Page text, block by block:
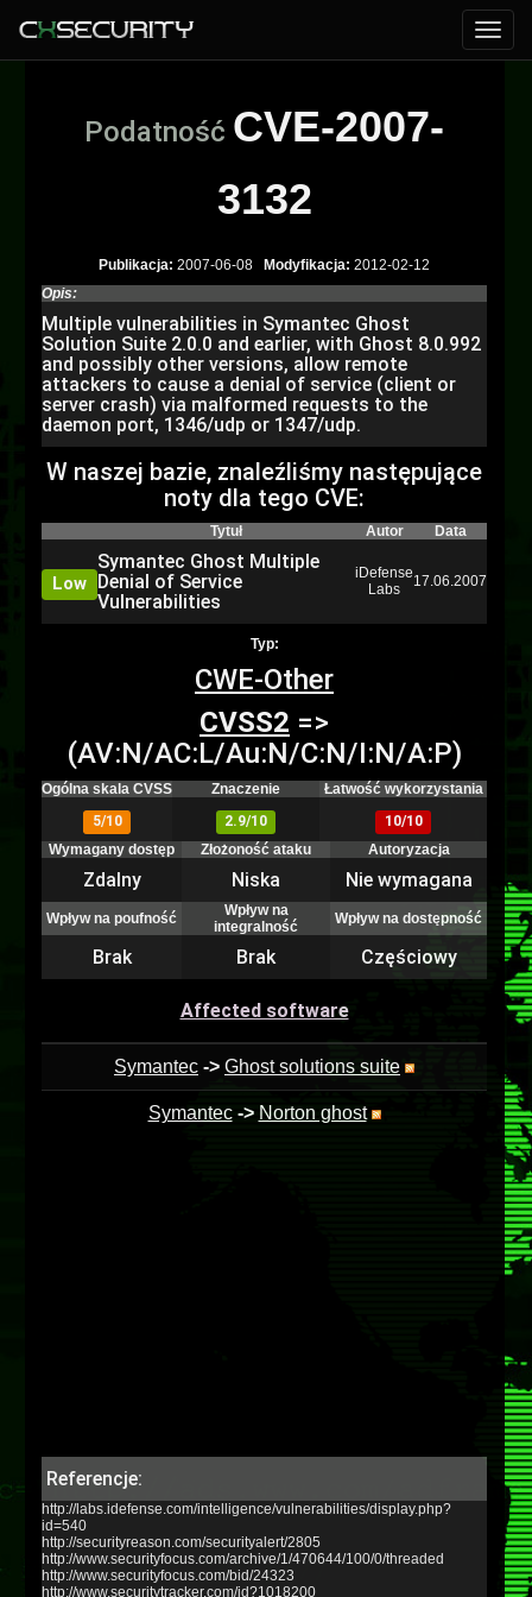
Podatność CVE-2007-
3132
Publikacja: 2007-06-08 Modyfikacja: 2012-02-12
Opis:
Multiple vulnerabilities in Symantec Ghost
Solution Suite 2.0.0 and earlier, with Ghost 8.0.992
and possibly other versions, allow remote
attackers to cause a denial of service (client or
server crash) via malformed requests to the
daemon port, 1346/udp or 1347/udp.
W naszej bazie, znaleźliśmy następujące
noty dla tego CVE:
Tytuł Autor Data
Low
Symantec Ghost Multiple
Denial of Service
Vulnerabilities
iDefense
Labs
17.06.2007
Typ:
CWE-Other
CVSS2 =>
(AV:N/AC:L/Au:N/C:N/I:N/A:P)
Ogólna skala CVSS Znaczenie
Łatwość wykorzystania
5/10
2.9/10
10/10
Wymagany dostęp
Złożoność ataku Autoryzacja
Zdalny Niska Nie wymagana
Wpływ na poufność
Wpływ na
integralność
Wpływ na dostępność
Brak Brak Częściowy
Affected software
Symantec -> Ghost solutions suite
Symantec -> Norton ghost
Referencje:
http://labs.idefense.com/intelligence/vulnerabilities/display.php?
id=540
http://securityreason.com/securityalert/2805
http://www.securityfocus.com/archive/1/470644/100/0/threaded
http://www.securityfocus.com/bid/24323
http://www.securitytracker.com/id?1018200